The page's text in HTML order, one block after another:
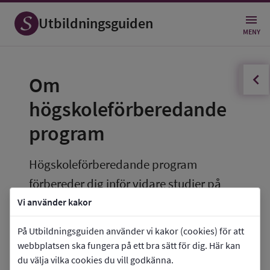
Vi använder kakor
På Utbildningsguiden använder vi kakor (cookies) för att
webbplatsen ska fungera på ett bra sätt för dig. Här kan
du välja vilka cookies du vill godkänna.
Utbildningsguiden MENY
Öppna
Om
högskoleförberedande
program
Högskoleförberedande program
förbereder dig inför vidare studier på
högskola eller universitet.
Högskoleförberedande examen
Ett högskoleförberedande program leder fram